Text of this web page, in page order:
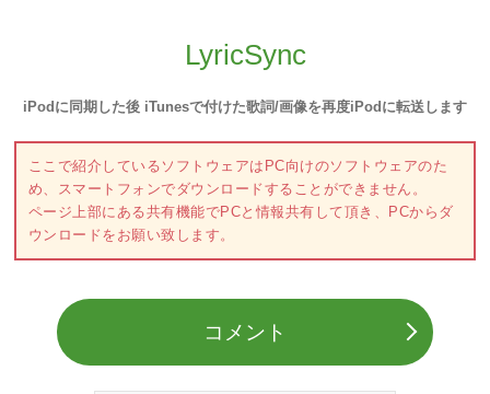
LyricSync
iPodに同期した後 iTunesで付けた歌詞/画像を再度iPodに転送します
ここで紹介しているソフトウェアはPC向けのソフトウェアのた
め、スマートフォンでダウンロードすることができません。
ページ上部にある共有機能でPCと情報共有して頂き、PCからダ
ウンロードをお願い致します。
コメント